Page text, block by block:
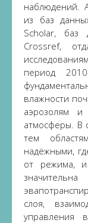
наблюдений.
из баз
Scholar, баз
Crossref,
период
влажности
аэрозолям
атмосферы. В
тем
надёжными,
от режима,
слоя,
управления